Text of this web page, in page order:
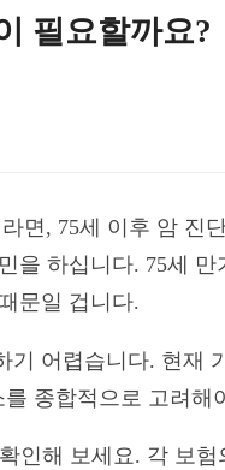
필요할까요?
면, 75세 이후 암 진
을 하십니다. 75세
문일 겁니다.
어렵습니다. 현재
종합적으로 고려해
인해 보세요. 각 보